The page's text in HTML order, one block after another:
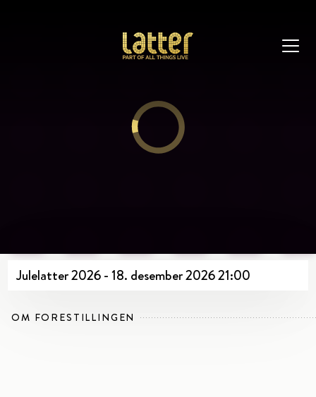
Julelatter 2026 - 18. desember 2026 21:00
OM FORESTILLINGEN